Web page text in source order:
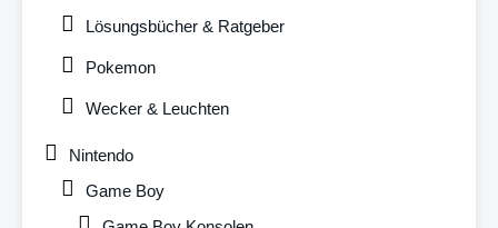
Lösungsbücher & Ratgeber
Pokemon
Wecker & Leuchten
Nintendo
Game Boy